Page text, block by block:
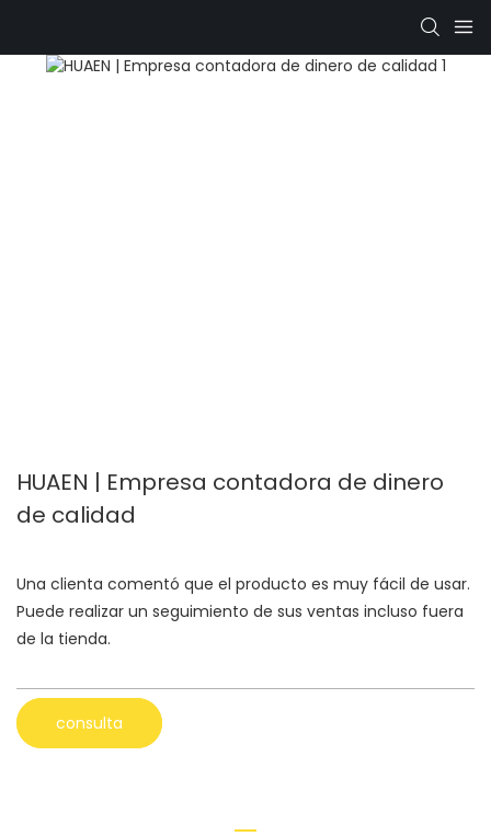
HUAEN | Empresa contadora de dinero
de calidad
Una clienta comentó que el producto es muy fácil de usar.
Puede realizar un seguimiento de sus ventas incluso fuera
de la tienda.
consulta